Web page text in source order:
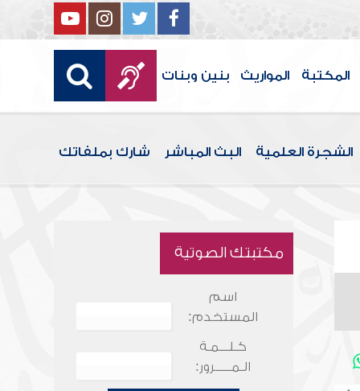
المكتبة المواريث بنين وبنات
الشجرة العلمية البث المباشر شارك بملفاتك
مكتبتك الصوتية
اسم
المستخدم:
كـلـــمـة
الـمـــــرور: